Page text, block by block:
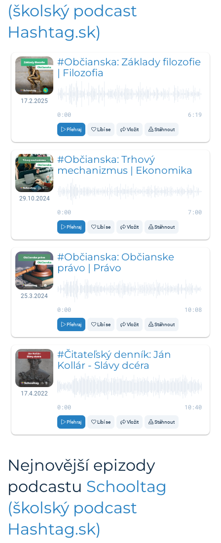
(školský podcast
Hashtag.sk)
17.2.2025
#Občianska: Základy filozofie
| Filozofia
0:00 6:19
Přehraj Líbí se Vložit Stáhnout
29.10.2024
#Občianska: Trhový
mechanizmus | Ekonomika
0:00 7:00
Přehraj Líbí se Vložit Stáhnout
25.3.2024
#Občianska: Občianske
právo | Právo
0:00 10:08
Přehraj Líbí se Vložit Stáhnout
17.4.2022
#Čitateľský denník: Ján
Kollár - Slávy dcéra
0:00 10:40
Přehraj Líbí se Vložit Stáhnout
Nejnovější epizody
podcastu Schooltag
(školský podcast
Hashtag.sk)